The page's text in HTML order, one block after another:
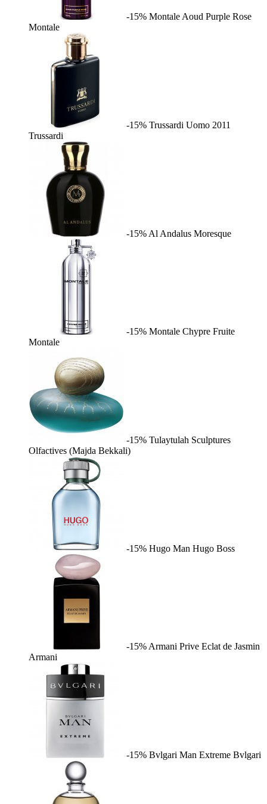
-15% Montale Aoud Purple Rose
Montale
-15% Trussardi Uomo 2011
Trussardi
-15% Al Andalus Moresque
-15% Montale Chypre Fruite
Montale
-15% Tulaytulah Sculptures
Olfactives (Majda Bekkali)
-15% Hugo Man Hugo Boss
-15% Armani Prive Eclat de Jasmin
Armani
-15% Bvlgari Man Extreme Bvlgari